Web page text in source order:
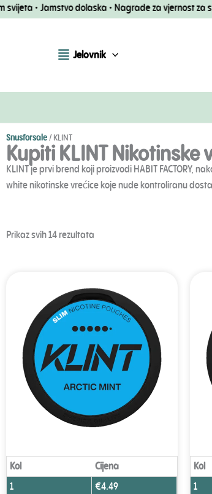
Preskoči
dolaska • Nagrade za vjernost za
Jelovnik
Snusforsale/ KLINT
Kupiti KLINT Nikotinske
KLINT je prvi brend koji proizvodi HABIT
white nikotinske vrećice koje nude kontroliranu
Prikaz svih 14 rezultata
Kol
Cijena
1
€4.49
Kol
1